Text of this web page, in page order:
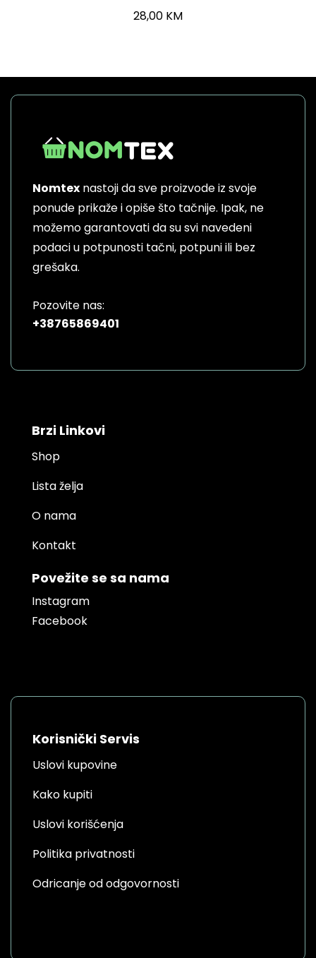
28,00 KM
Nomtex nastoji da sve proizvode iz svoje
ponude prikaže i opiše što tačnije. Ipak, ne
možemo garantovati da su svi navedeni
podaci u potpunosti tačni, potpuni ili bez
grešaka.
Pozovite nas:
+38765869401
Brzi Linkovi
Shop
Lista želja
O nama
Kontakt
Povežite se sa nama
Instagram
Facebook
Korisnički Servis
Uslovi kupovine
Kako kupiti
Uslovi korišćenja
Politika privatnosti
Odricanje od odgovornosti